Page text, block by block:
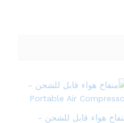
هواء قابل للشحن -